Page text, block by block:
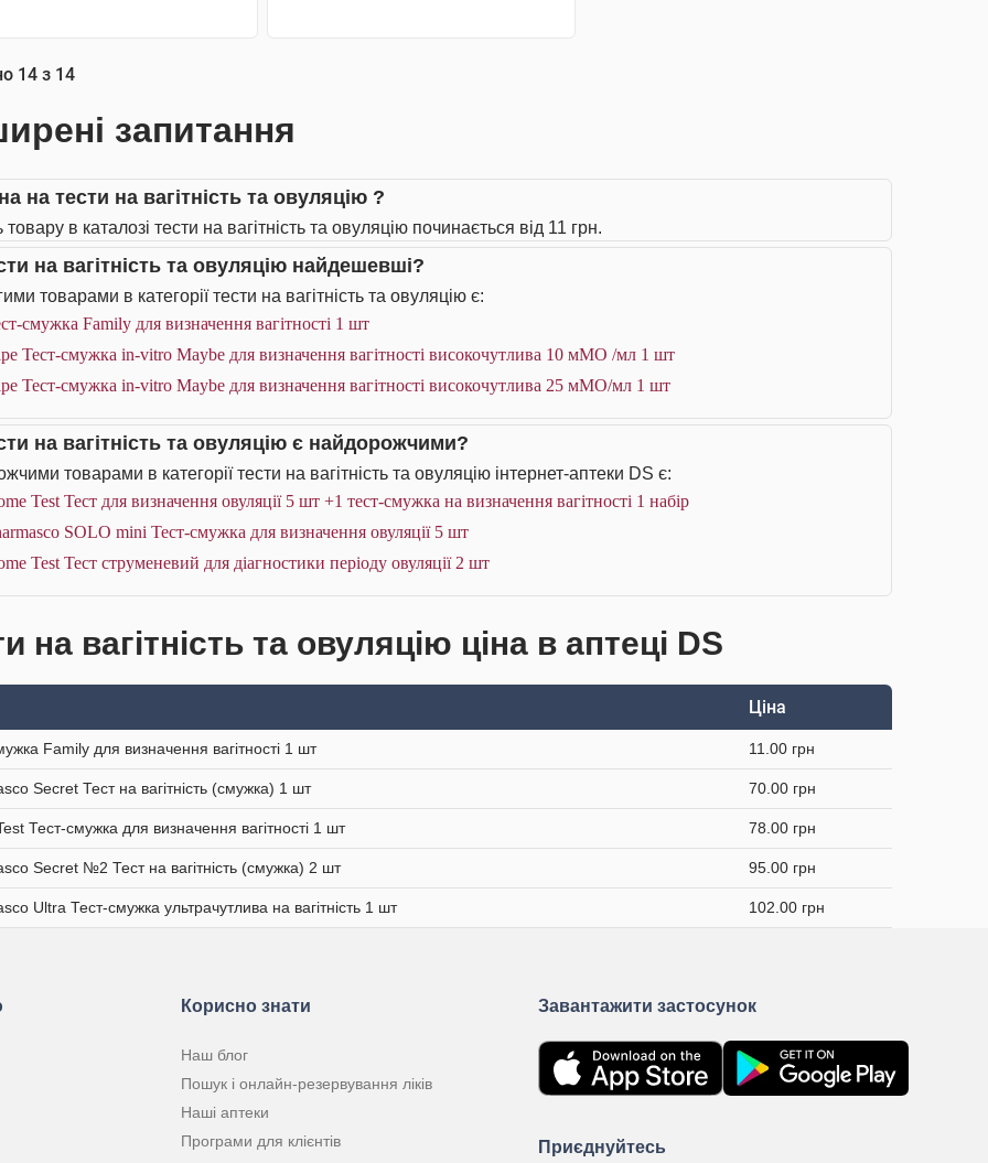
АНАЛОГИ
14 з 14
запитання
на тести на вагітність та овуляцію ?
товару в каталозі тести на вагітність та овуляцію починається від 11 грн.
на вагітність та овуляцію найдешевші?
товарами в категорії тести на вагітність та овуляцію є:
смужка Family для визначення вагітності 1 шт
Тест-смужка in-vitro Maybe для визначення вагітності високочутлива 10 мМО /мл 1 шт
Тест-смужка in-vitro Maybe для визначення вагітності високочутлива 25 мМО/мл 1 шт
на вагітність та овуляцію є найдорожчими?
товарами в категорії тести на вагітність та овуляцію інтернет-аптеки DS є:
Test Тест для визначення овуляції 5 шт +1 тест-смужка на визначення вагітності 1 набір
SOLO mini Тест-смужка для визначення овуляції 5 шт
Test Тест струменевий для діагностики періоду овуляції 2 шт
на вагітність та овуляцію ціна в аптеці DS
Ціна
Family для визначення вагітності 1 шт 11.00 грн
Secret Тест на вагітність (смужка) 1 шт 70.00 грн
Тест-смужка для визначення вагітності 1 шт 78.00 грн
Secret №2 Тест на вагітність (смужка) 2 шт 95.00 грн
Ultra Тест-смужка ультрачутлива на вагітність 1 шт 102.00 грн
Корисно знати
Наш блог
Пошук і онлайн-резервування ліків
Наші аптеки
Програми для клієнтів
Завантажити застосунок
Приєднуйтесь